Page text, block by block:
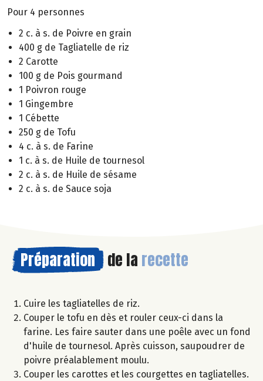
Pour 4 personnes
2 c. à s. de Poivre en grain
400 g de Tagliatelle de riz
2 Carotte
100 g de Pois gourmand
1 Poivron rouge
1 Gingembre
1 Cébette
250 g de Tofu
4 c. à s. de Farine
1 c. à s. de Huile de tournesol
2 c. à s. de Huile de sésame
2 c. à s. de Sauce soja
Préparation de la recette
Cuire les tagliatelles de riz.
Couper le tofu en dès et rouler ceux-ci dans la
farine. Les faire sauter dans une poêle avec un fond
d'huile de tournesol. Après cuisson, saupoudrer de
poivre préalablement moulu.
Couper les carottes et les courgettes en tagliatelles.